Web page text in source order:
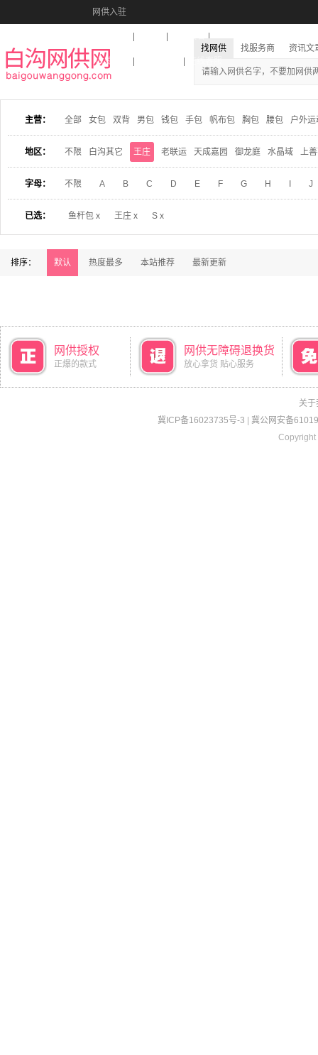
网供入驻
收藏本站
找网供 找服务商 资讯文
主营： 全部 女包 双背 男包 钱包 手包 帆布包 胸包 腰包 户外运
地区： 不限 白沟其它 王庄 老联运 天成嘉园 御龙庭 水晶域 上
字母： 不限 A B C D E F G H J
已选： 鱼杆包 x 王庄 x S x
排序： 默认 热度最多 本站推荐 最新更新
网供授权
正爆的款式
网供无障碍退换货
放心拿货 贴心服务
关于
冀ICP备16023735号-3
冀公网安备